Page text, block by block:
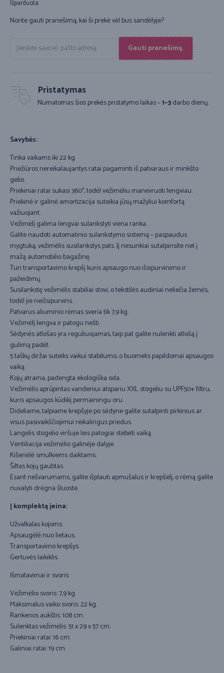
Išparduota
Norite gauti pranešimą, kai ši prekė vėl bus sandėlyje?
Gauti pranešimą.
Pristatymas
Numatomas šios prekės pristatymo laikas –1–3darbo dienų.
Savybės:
Tinka vaikams iki 22 kg
Priežiūros nereikalaujantys ratai pagaminti iš patvaraus ir minkšto
gelio.
Priekiniai ratai sukasi 360°, todėl vežimėliu manevruoti lengviau.
Priekinė ir galinė amortizacija suteikia jūsų mažyliui komfortą
važiuojant.
Vežimėlį galima lengvai sulankstyti viena ranka.
Galite naudoti automatinio sulankstymo sistemą – paspaudus
mygtuką, vežimėlis susilankstys pats. Jį nesunkiai sutalpinsite net į
mažą automobilio bagažinę.
Turi transportavimo krepšį kuris apsaugo nuo išsipurvinimo ir
pažeidimų.
Susilankstę vežimėlis stabiliai stovi, o tekstilės audiniai neliečia žemės,
todėl jie neišsipurvins.
Patvarus aliuminio rėmas sveria tik 7,9 kg.
Vežimėlį lengva ir patogu nešti.
Sėdynės atlošas yra reguliuojamas, taip pat galite nulenkti atlošą į
gulimą padėt.
5 taškų diržai suteiks vaikui stabilumo, o buomelis papildomai apsaugos
vaiką.
Kojų atrama, padengta ekologiška oda.
Vežimėlis aprūpintas vandeniui atspariu XXL stogeliu su UPF50+ filtru,
kuris apsaugos kūdikį permainingu oru.
Dideliame, talpiame krepšyje po sėdyne galite sutalpinti pirkinius ar
visus pasivaikščiojimui reikalingus priedus.
Langelis stogelio viršuje leis patogiai stebėti vaiką.
Ventiliacija vežimėlio galinėje dalyje.
Kišenėlė smulkiems daiktams.
Šiltas kojų gaubtas.
Esant nešvarumams, galite išplauti apmušalus ir krepšelį, o rėmą galite
nuvalyti drėgna šluoste.
Į komplektą įeina:
Užvalkalas kojoms.
Apsaugėlė nuo lietaus.
Transportavimo krepšys.
Gertuvės laikiklis.
Išmatavimai ir svoris:
Vežimėlio svoris: 7,9 kg.
Maksimalus vaiko svoris: 22 kg.
Rankenos aukštis: 108 cm.
Sulenktas vežimėlis: 51 x 29 x 57 cm.
Priekiniai ratai: 16 cm.
Galiniai ratai: 19 cm.